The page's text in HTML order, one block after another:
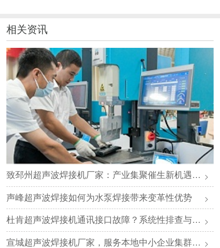
相关资讯
致邳州超声波焊接机厂家：产业集聚催生新机遇，声峰源头工厂邀您抱团发展
声峰超声波焊接如何为水泵焊接带来变革性优势
杜肯超声波焊接机通讯接口故障？系统性排查与专业解决方案
宣城超声波焊接机厂家，服务本地中小企业集群，声峰ODM贴牌助您轻装上阵